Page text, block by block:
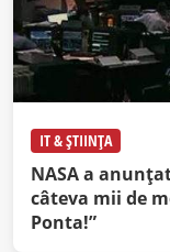
IT & ȘTIINȚA
NASA a
câteva mii de
Ponta!”